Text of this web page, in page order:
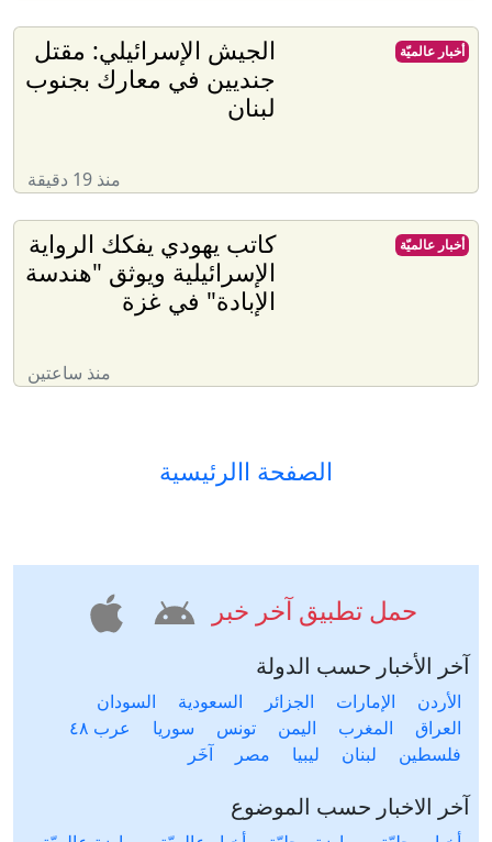
الجيش الإسرائيلي: مقتل
جنديين في معارك بجنوب
لبنان
منذ 19 دقيقة
أخبار عالميّة
كاتب يهودي يفكك الرواية
الإسرائيلية ويوثق "هندسة
الإبادة" في غزة
منذ ساعتين
أخبار عالميّة
الصفحة االرئيسية
حمل تطبيق آخر خبر
آخر الأخبار حسب الدولة
الأردن الإمارات الجزائر السعودية
السودان
العراق
المغرب اليمن تونس سوريا
عرب ٤٨
فلسطين
لبنان ليبيا مصر آخَر
آخر الاخبار حسب الموضوع